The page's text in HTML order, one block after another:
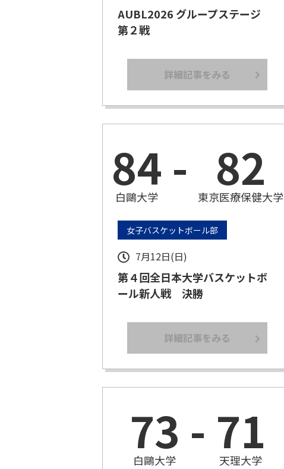
AUBL2026 グループステージ
第２戦
詳細記事をみる
84
白鷗大学 - 82
東京医療保健大学
女子バスケットボール部
7月12日(日)
第４回全日本大学バスケットボ
ール新人戦 決勝
詳細記事をみる
73
白鷗大学 - 71
天理大学